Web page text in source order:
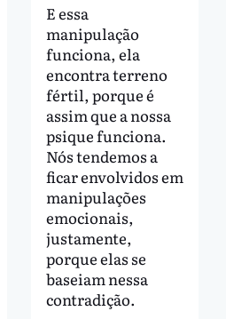
E essa
manipulação
funciona, ela
encontra terreno
fértil, porque é
assim que a nossa
psique funciona.
Nós tendemos a
ficar envolvidos em
manipulações
emocionais,
justamente,
porque elas se
baseiam nessa
contradição.